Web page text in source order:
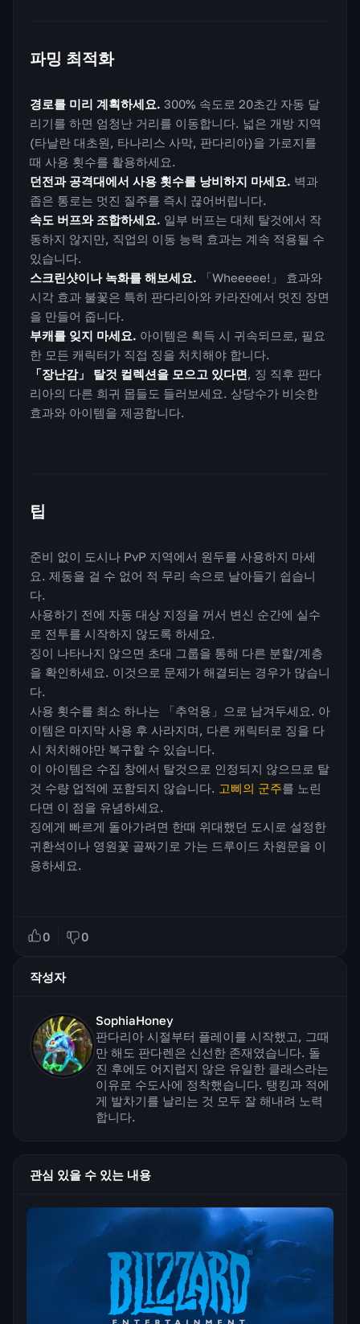
파밍 최적화
경로를 미리 계획하세요. 300% 속도로 20초간 자동 달
리기를 하면 엄청난 거리를 이동합니다. 넓은 개방 지역
(타날란 대초원, 타나리스 사막, 판다리아)을 가로지를
때 사용 횟수를 활용하세요.
던전과 공격대에서 사용 횟수를 낭비하지 마세요. 벽과
좁은 통로는 멋진 질주를 즉시 끊어버립니다.
속도 버프와 조합하세요. 일부 버프는 대체 탈것에서 작
동하지 않지만, 직업의 이동 능력 효과는 계속 적용될 수
있습니다.
스크린샷이나 녹화를 해보세요. 「Wheeeee!」 효과와
시각 효과 불꽃은 특히 판다리아와 카라잔에서 멋진 장면
을 만들어 줍니다.
부캐를 잊지 마세요. 아이템은 획득 시 귀속되므로, 필요
한 모든 캐릭터가 직접 징을 처치해야 합니다.
「장난감」 탈것 컬렉션을 모으고 있다면, 징 직후 판다
리아의 다른 희귀 몹들도 들러보세요. 상당수가 비슷한
효과와 아이템을 제공합니다.
팁
준비 없이 도시나 PvP 지역에서 원두를 사용하지 마세
요. 제동을 걸 수 없어 적 무리 속으로 날아들기 쉽습니
다.
사용하기 전에 자동 대상 지정을 꺼서 변신 순간에 실수
로 전투를 시작하지 않도록 하세요.
징이 나타나지 않으면 초대 그룹을 통해 다른 분할/계층
을 확인하세요. 이것으로 문제가 해결되는 경우가 많습니
다.
사용 횟수를 최소 하나는 「추억용」으로 남겨두세요. 아
이템은 마지막 사용 후 사라지며, 다른 캐릭터로 징을 다
시 처치해야만 복구할 수 있습니다.
이 아이템은 수집 창에서 탈것으로 인정되지 않으므로 탈
것 수량 업적에 포함되지 않습니다. 고삐의 군주를 노린
다면 이 점을 유념하세요.
징에게 빠르게 돌아가려면 한때 위대했던 도시로 설정한
귀환석이나 영원꽃 골짜기로 가는 드루이드 차원문을 이
용하세요.
0 0
작성자
SophiaHoney
판다리아 시절부터 플레이를 시작했고, 그때
만 해도 판다렌은 신선한 존재였습니다. 돌
진 후에도 어지럽지 않은 유일한 클래스라는
이유로 수도사에 정착했습니다. 탱킹과 적에
게 발차기를 날리는 것 모두 잘 해내려 노력
합니다.
관심 있을 수 있는 내용